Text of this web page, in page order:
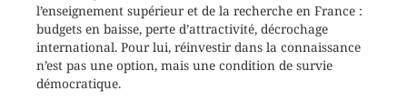
l’enseignement supérieur et de la recherche en France :
budgets en baisse, perte d’attractivité, décrochage
international. Pour lui, réinvestir dans la connaissance
n’est pas une option, mais une condition de survie
démocratique.